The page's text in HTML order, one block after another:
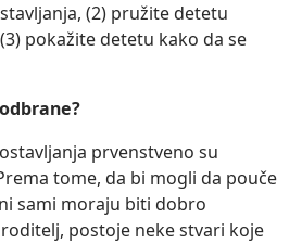
(2) pružite detetu
pokažite detetu kako da se
prvenstveno su
tome, da bi mogli da pouče
sami moraju biti dobro
postoje neke stvari koje